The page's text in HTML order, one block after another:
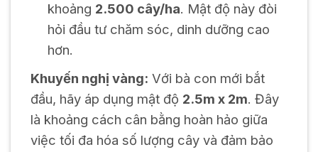
khoảng 2.500 cây/ha. Mật độ này đòi
hỏi đầu tư chăm sóc, dinh dưỡng cao
hơn.
Khuyến nghị vàng: Với bà con mới bắt
đầu, hãy áp dụng mật độ 2.5m x 2m. Đây
là khoảng cách cân bằng hoàn hảo giữa
việc tối đa hóa số lượng cây và đảm bảo